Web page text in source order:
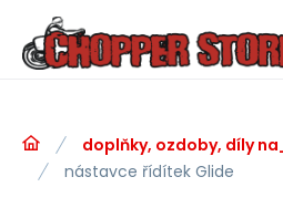
doplňky, ozdoby, díly
nástavce řídítek Glide